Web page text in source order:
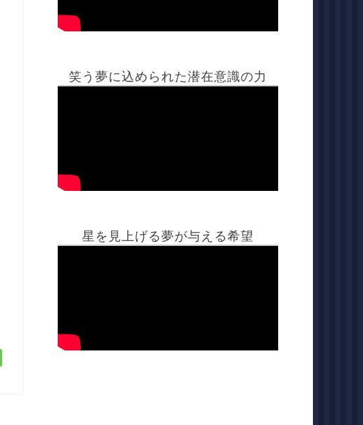
笑う夢に込められた潜在意識の力
星を見上げる夢が与える希望